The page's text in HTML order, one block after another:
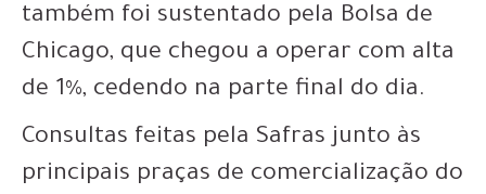
também foi sustentado pela Bolsa de
Chicago, que chegou a operar com alta
de 1%, cedendo na parte final do dia.
Consultas feitas pela Safras junto às
principais praças de comercialização do